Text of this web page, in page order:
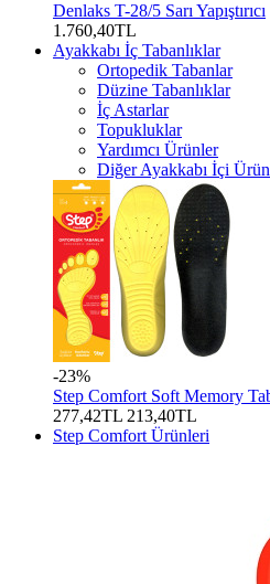
Denlaks T-28/5 Sarı Yapıştırıcı
1.760,40TL
Ayakkabı İç Tabanlıklar
Ortopedik Tabanlar
Düzine Tabanlıklar
İç Astarlar
Topukluklar
Yardımcı Ürünler
Diğer Ayakkabı İçi
-23%
Step Comfort Soft Memory
277,42TL 213,40TL
Step Comfort Ürünleri